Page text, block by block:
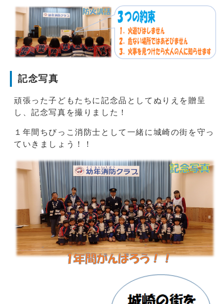
記念写真
頑張った子どもたちに記念品としてぬりえを贈呈
し、記念写真を撮りました！
１年間ちびっこ消防士として一緒に城崎の街を守っ
ていきましょう！！